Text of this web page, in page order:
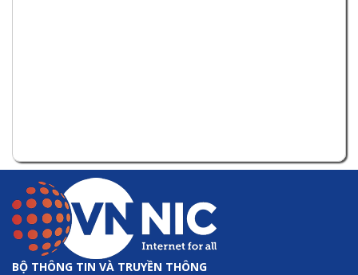
BỘ THÔNG TIN VÀ TRUYỀN THÔNG